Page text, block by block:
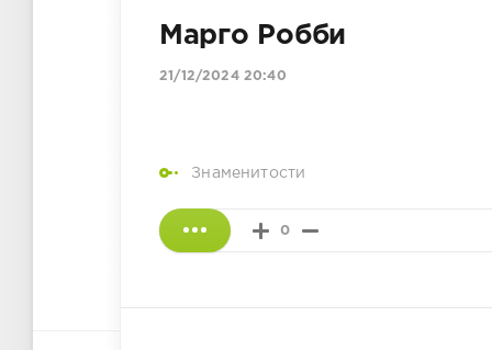
Марго Робби
21/12/2024 20:40
Знаменитости
0